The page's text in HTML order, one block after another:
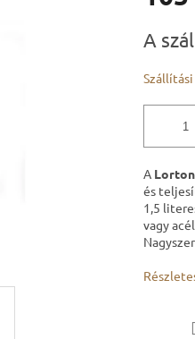
A
A
és
1,5
vagy